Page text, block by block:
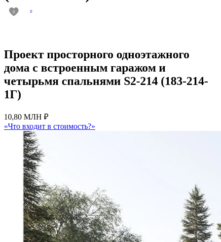
0 0
Проект просторного одноэтажного
дома с встроенным гаражом и
четырьмя спальнями S2-214 (183-214-
1Г)
10,80 МЛН ₽
«Что входит в стоимость?»